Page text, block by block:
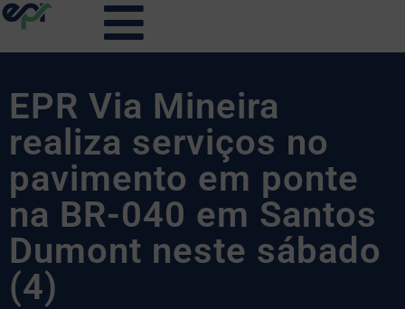
EPR Via Mineira
realiza serviços no
pavimento em ponte
na BR-040 em Santos
Dumont neste sábado
(4)